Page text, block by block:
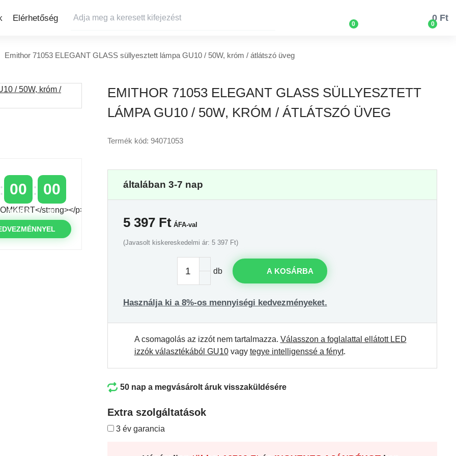
Elérhetőség
0 0
0 Ft
Emithor 71053 ELEGANT GLASS süllyesztett lámpa GU10 / 50W, króm / átlátszó üveg
EMITHOR 71053 ELEGANT GLASS SÜLLYESZTETT
LÁMPA GU10 / 50W, KRÓM / ÁTLÁTSZÓ ÜVEG
00
PERCEK
00
MP
Termék kód: 94071053
általában 3-7 nap
5 397FtÁFA-val
(Javasolt kiskereskedelmi ár: 5 397 Ft)
db A KOSÁRBA
Használja ki a 8%-os mennyiségi kedvezményeket.
A csomagolás az izzót nem tartalmazza. Válasszon a foglalattal ellátott LED
izzók választékából GU10vagy tegye intelligenssé a fényt.
50 nap a megvásárolt áruk visszaküldésére
Extra szolgáltatások
3 év garancia